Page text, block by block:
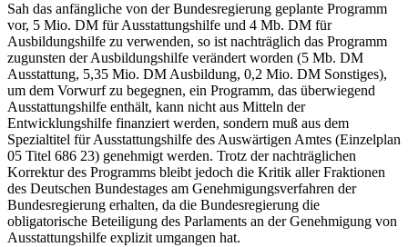
Sah das anfängliche von der Bundesregierung geplante Programm
vor, 5 Mio. DM für Ausstattungshilfe und 4 Mb. DM für
Ausbildungshilfe zu verwenden, so ist nachträglich das Programm
zugunsten der Ausbildungshilfe verändert worden (5 Mb. DM
Ausstattung, 5,35 Mio. DM Ausbildung, 0,2 Mio. DM Sonstiges),
um dem Vorwurf zu begegnen, ein Programm, das überwiegend
Ausstattungshilfe enthält, kann nicht aus Mitteln der
Entwicklungshilfe finanziert werden, sondern muß aus dem
Spezialtitel für Ausstattungshilfe des Auswärtigen Amtes (Einzelplan
05 Titel 686 23) genehmigt werden. Trotz der nachträglichen
Korrektur des Programms bleibt jedoch die Kritik aller Fraktionen
des Deutschen Bundestages am Genehmigungsverfahren der
Bundesregierung erhalten, da die Bundesregierung die
obligatorische Beteiligung des Parlaments an der Genehmigung von
Ausstattungshilfe explizit umgangen hat.